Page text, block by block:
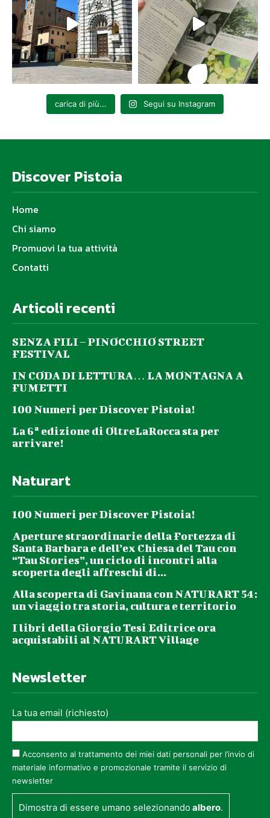
carica di più... Segui su Instagram
Discover Pistoia
Home
Chi siamo
Promuovi la tua attività
Contatti
Articoli recenti
SENZA FILI – PINOCCHIO STREET
FESTIVAL
IN CODA DI LETTURA… LA MONTAGNA A
FUMETTI
100 Numeri per Discover Pistoia!
La 6ª edizione di OltreLaRocca sta per
arrivare!
Naturart
100 Numeri per Discover Pistoia!
Aperture straordinarie della Fortezza di
Santa Barbara e dell’ex Chiesa del Tau con
“Tau Stories”, un ciclo di incontri alla
scoperta degli affreschi di...
Alla scoperta di Gavinana con NATURART 54:
un viaggio tra storia, cultura e territorio
I libri della Giorgio Tesi Editrice ora
acquistabili al NATURART Village
Newsletter
La tua email (richiesto)
Acconsento al trattamento dei miei dati personali per l’invio di
materiale informativo e promozionale tramite il servizio di
newsletter
Dimostra di essere umano selezionandoalbero.